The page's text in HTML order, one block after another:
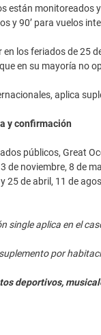
están
y 90’ para vuelos
los feriados de 25
en su mayoría no
aplica
y confirmación
públicos, Great
de noviembre, 8 de
de abril, 11 de
single aplica en el
por
deportivos,